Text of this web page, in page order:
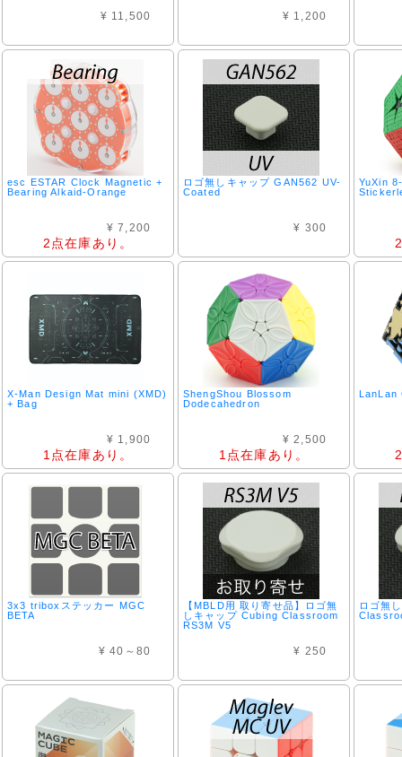
¥ 11,500 ¥ 1,200
esc ESTAR Clock Magnetic +
Bearing Alkaid-Orange
¥ 7,200
2点在庫あり。
ロゴ無しキャップ GAN562 UV-
Coated
¥ 300
YuXin
X-Man Design Mat mini (XMD)
+ Bag
¥ 1,900
1点在庫あり。
ShengShou Blossom
Dodecahedron
¥ 2,500
1点在庫あり。
LanLan
3x3 triboxステッカー MGC
BETA
¥ 40～80
【MBLD用 取り寄せ品】ロゴ無
しキャップ Cubing Classroom
RS3M V5
¥ 250
ロゴ無